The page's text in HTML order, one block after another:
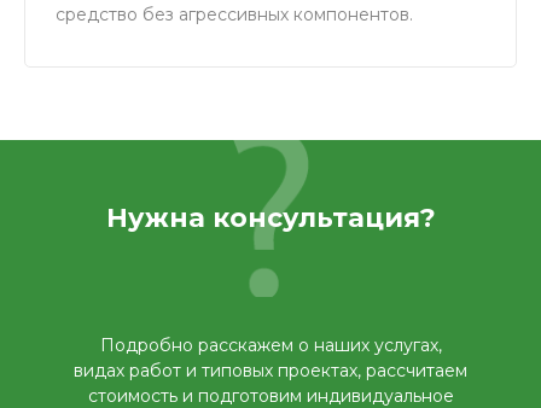
средство без агрессивных компонентов.
Нужна консультация?
Подробно расскажем о наших услугах,
видах работ и типовых проектах, рассчитаем
стоимость и подготовим индивидуальное